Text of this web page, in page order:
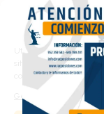
de
Utilizamos cookies
sitio web y
configurarlas según
Gestionar los servicios
Haz clic